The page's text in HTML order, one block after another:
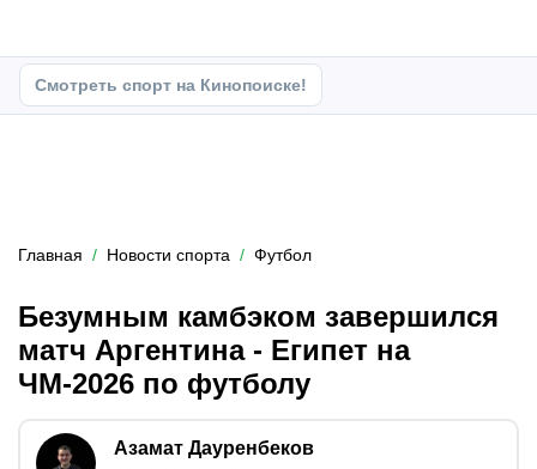
Смотреть спорт на Кинопоиске!
Главная Новости спорта Футбол
Безумным камбэком завершился
матч Аргентина - Египет на
ЧМ-2026 по футболу
Азамат Дауренбеков